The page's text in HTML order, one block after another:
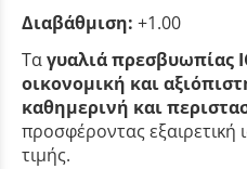
Διαβάθμιση: +1.00
Ταγυαλιά πρεσβυωπίας
οικονομική και
καθημερινή και
προσφέροντας εξαιρετική
τιμής.